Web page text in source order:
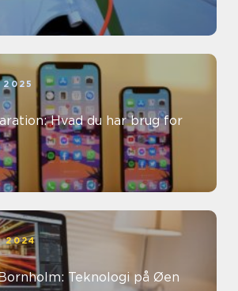
Hvad du har brug for
2024
Teknologi på Øen